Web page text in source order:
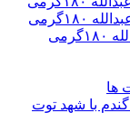
ها
با شهد توت